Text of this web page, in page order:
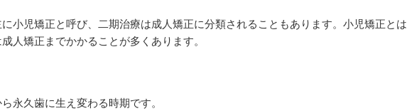
小児矯正と呼び、二期治療は成人矯正に分類されることもあります。小児矯正とは
人矯正までかかることが多くあります。
永久歯に生え変わる時期です。